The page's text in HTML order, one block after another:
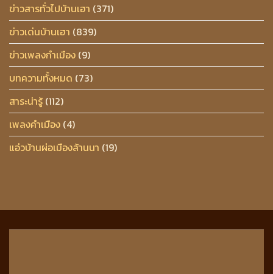
ข่าวสารทั่วไปบ้านเฮา (371)
ข่าวเด่นบ้านเฮา (839)
ข่าวเพลงกำเมือง (9)
บทความทั้งหมด (73)
สาระน่ารู้ (112)
เพลงคำเมือง (4)
แอ่วบ้านผ่อเมืองล้านนา (19)